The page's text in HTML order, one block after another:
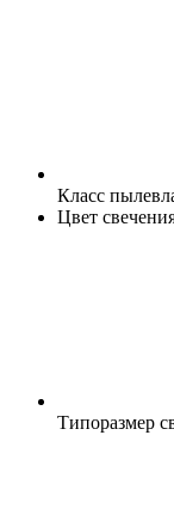
Класс
Цвет
Типоразмер